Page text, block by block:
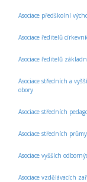
Asociace předškolní
Asociace ředitelů
Asociace ředitelů
Asociace středních a
obory
Asociace středních
Asociace středních
Asociace vyšších
Asociace vzdělávacích